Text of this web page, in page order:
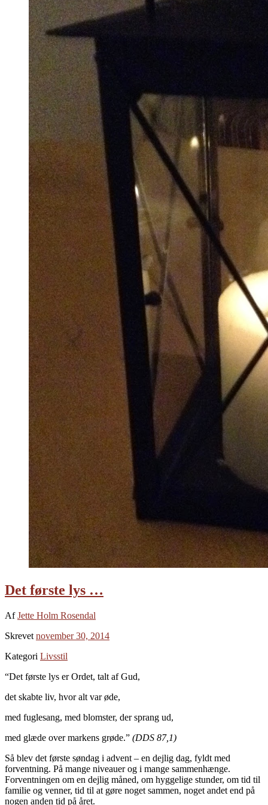
Det første lys …
AfJette Holm Rosendal
Skrevet november 30, 2014
Kategori Livsstil
“Det første lys er Ordet, talt af Gud,
det skabte liv, hvor alt var øde,
med fuglesang, med blomster, der sprang ud,
med glæde over markens grøde.” (DDS 87,1)
Så blev det første søndag i advent – en dejlig dag, fyldt med
forventning. På mange niveauer og i mange sammenhænge.
Forventningen om en dejlig måned, om hyggelige stunder, om tid til
familie og venner, tid til at gøre noget sammen, noget andet end på
nogen anden tid på året.